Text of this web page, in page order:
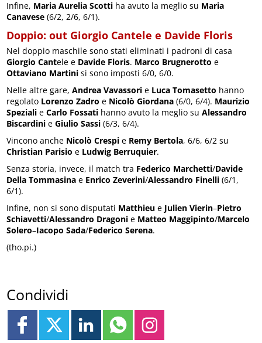
Infine, Maria Aurelia Scotti ha avuto la meglio su Maria
Canavese (6/2, 2/6, 6/1).
Doppio: out Giorgio Cantele e Davide Floris
Nel doppio maschile sono stati eliminati i padroni di casa
Giorgio Cantele e Davide Floris. Marco Brugnerotto e
Ottaviano Martini si sono imposti 6/0, 6/0.
Nelle altre gare,Andrea Vavassori e Luca Tomasetto hanno
regolato Lorenzo Zadro e Nicolò Giordana (6/0, 6/4). Maurizio
Speziali eCarlo Fossati hanno avuto la meglio suAlessandro
Biscardini eGiulio Sassi (6/3, 6/4).
Vincono anche Nicolò Crespi e Remy Bertola, 6/6, 6/2 su
Christian Parisio e Ludwig Berruquier.
Senza storia, invece, il match tra Federico Marchetti/Davide
Della Tommasina e Enrico Zeverini/Alessandro Finelli (6/1,
6/1).
Infine, non si sono disputati Matthieu e Julien Vierin–Pietro
Schiavetti/Alessandro Dragoni e Matteo Maggipinto/Marcelo
Solero–Iacopo Sada/Federico Serena.
(tho.pi.)
Condividi